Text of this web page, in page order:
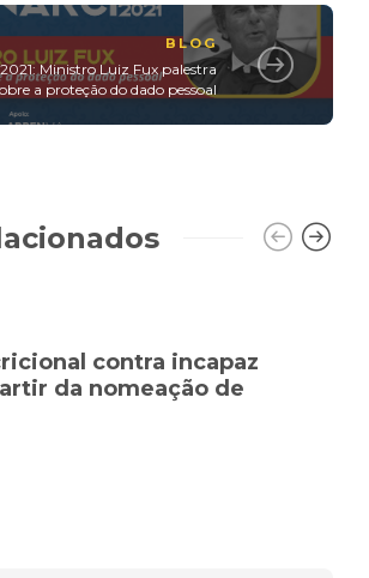
BLOG
Ministro Luiz Fux palestra
a proteção do dado pessoal
contra incapaz
da nomeação de